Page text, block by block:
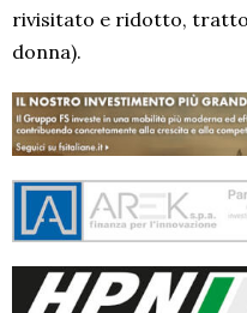
rivisitato e ridotto, tratto
donna).